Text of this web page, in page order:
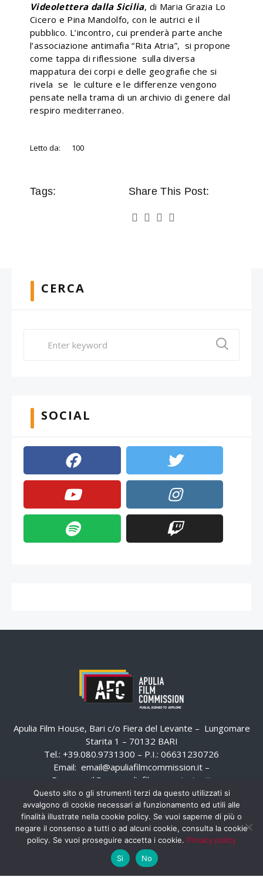
Videolettera dalla Sicilia, di Maria Grazia Lo
Cicero e Pina Mandolfo, con le autrici e il
pubblico. L’incontro, cui prenderà parte anche
l’associazione antimafia “Rita Atria”, si propone
come tappa di riflessione sulla diversa
mappatura dei corpi e delle geografie che si
rivela se le culture e le differenze vengono
pensate nella trama di un archivio di genere dal
respiro mediterraneo.
Letto da: 100
Tags: Share This Post:
CERCA
SOCIAL
Apulia Film House, Bari c/o Fiera del Levante – Lungomare
Starita 1 – 70132 BARI
Tel.: +39.080.9731300 – P.I.: 06631230726
Email: email@apuliafilmcommission.it –
Pec:
email@pec.apuliafilmcommission.it
Questo sito o gli strumenti terzi da questo utilizzati si
avvalgono di cookie necessari al funzionamento ed utili alle
finalità illustrate nella cookie policy. Se vuoi saperne di più o
negare il consenso a tutti o ad alcuni cookie, consulta la cookie
policy. Se vuoi proseguire accetta i cookie. Privacy policy
Si
No